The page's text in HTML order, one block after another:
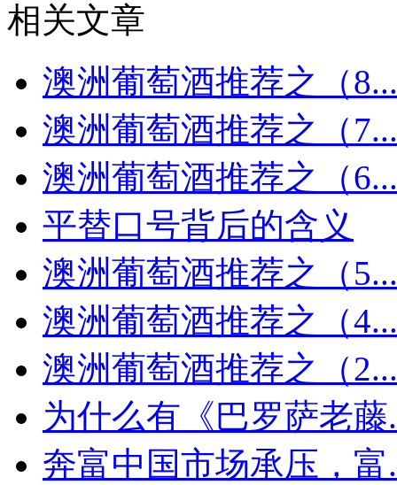
相关文章
澳洲葡萄酒推荐之（8...
澳洲葡萄酒推荐之（7...
澳洲葡萄酒推荐之（6...
平替口号背后的含义
澳洲葡萄酒推荐之（5...
澳洲葡萄酒推荐之（4...
澳洲葡萄酒推荐之（2...
为什么有《巴罗萨老藤
奔富中国市场承压，富